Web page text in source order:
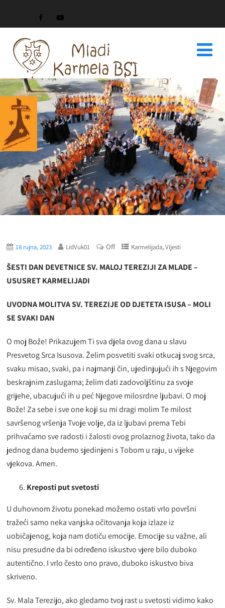
18 rujna, 2023 LidVuk01 Off Karmelijada,Vijesti
ŠESTI DAN DEVETNICE SV. MALOJ TEREZIJI ZA MLADE –
USUSRET KARMELIJADI
UVODNA MOLITVA SV. TEREZIJE OD DJETETA ISUSA – MOLI
SE SVAKI DAN
O moj Bože! Prikazujem Ti sva djela ovog dana u slavu
Presvetog Srca Isusova. Želim posvetiti svaki otkucaj svog srca,
svaku misao, svaki, pa i najmanji čin, ujedinjujući ih s Njegovim
beskrajnim zaslugama; želim dati zadovoljštinu za svoje
grijehe, ubacujući ih u peć Njegove milosrdne ljubavi. O moj
Bože! Za sebe i sve one koji su mi dragi molim Te milost
savršenog vršenja Tvoje volje, da iz ljubavi prema Tebi
prihvaćamo sve radosti i žalosti ovog prolaznog života, tako da
jednog dana budemo sjedinjeni s Tobom u raju, u vijeke
vjekova. Amen.
Kreposti put svetosti
U duhovnom životu ponekad možemo ostati vrlo površni
tražeći samo neka vanjska očitovanja koja izlaze iz
uobičajenog, koja nam dotiču emocije. Emocije su važne, ali
nisu presudne da bi određeno iskustvo vjere bilo duboko
autentično. I vrlo često ono pravo, duboko iskustvo biva
skriveno.
Sv. Mala Terezijo, ako gledamo tvoj rast u svetosti vidimo kako